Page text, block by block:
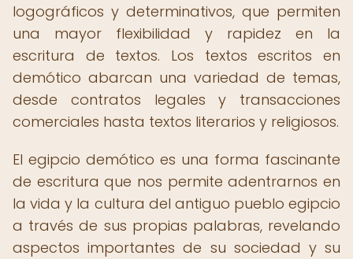
logográficos y determinativos, que permiten
una mayor flexibilidad y rapidez en la
escritura de textos. Los textos escritos en
demótico abarcan una variedad de temas,
desde contratos legales y transacciones
comerciales hasta textos literarios y religiosos.
El egipcio demótico es una forma fascinante
de escritura que nos permite adentrarnos en
la vida y la cultura del antiguo pueblo egipcio
a través de sus propias palabras, revelando
aspectos importantes de su sociedad y su